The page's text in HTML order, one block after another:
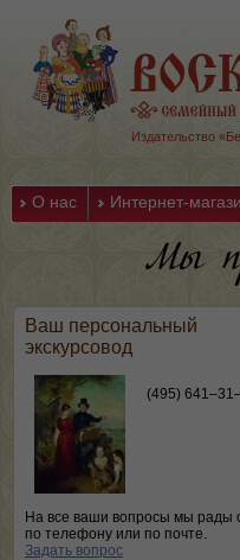
Издательство
О нас Интернет-
Ваш персональный
экскурсовод
(495)
На все ваши вопросы мы рады
по телефону или по почте.
Задать вопрос